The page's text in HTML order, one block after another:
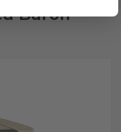
Baron